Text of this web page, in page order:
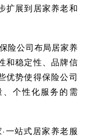
扩展到居家养老和
险公司布局居家养
和稳定性、品牌信
优势使得保险公司
个性化服务的需
一站式居家养老服